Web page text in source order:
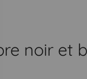
noir et